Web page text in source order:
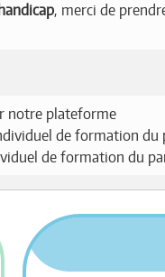
, merci de
notre plateforme
de formation
de formation du